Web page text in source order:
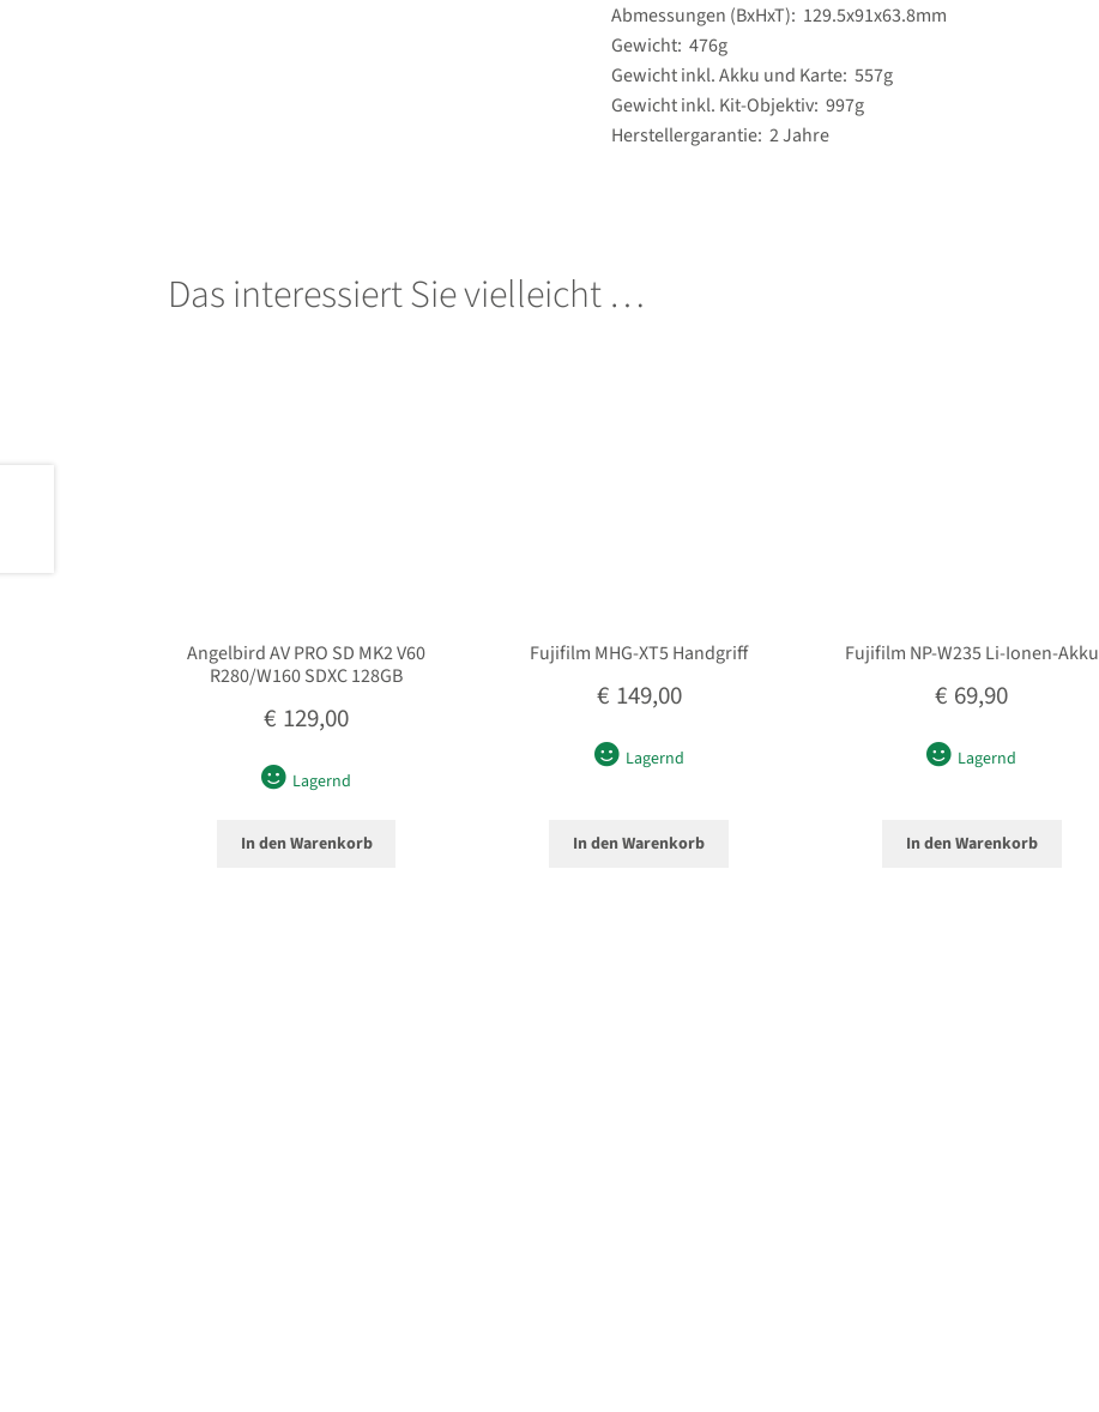
Abmessungen (BxHxT): 129.5x91x63.8mm
Gewicht: 476g
Gewicht inkl. Akku und Karte: 557g
Gewicht inkl. Kit-Objektiv: 997g
Herstellergarantie: 2 Jahre
Das interessiert Sie vielleicht …
Angelbird AV PRO SD MK2 V60
R280/W160 SDXC 128GB
€ 129,00
Lagernd
In den Warenkorb
Fujifilm MHG-XT5 Handgriff
€ 149,00
Lagernd
In den Warenkorb
Fujifilm NP-W235 Li-Ionen-Akku
€ 69,90
Lagernd
In den Warenkorb